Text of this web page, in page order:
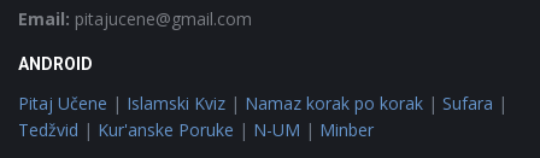
Email: pitajucene@gmail.com
ANDROID
Pitaj Učene | Islamski Kviz | Namaz korak po korak | Sufara |
Tedžvid | Kur'anske Poruke | N-UM | Minber